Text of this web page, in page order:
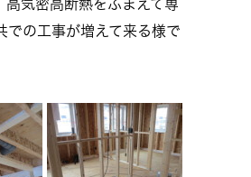
高気密高断熱をふまえて専
での工事が増えて来る様で